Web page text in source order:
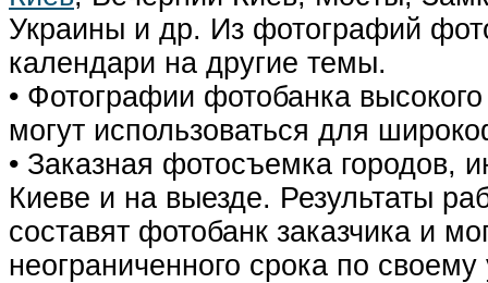
Украины и др. Из фотографий
календари на другие темы.
• Фотографии фотобанка
могут использоваться для
• Заказная фотосъемка городов,
Киеве и на выезде. Результаты
составят фотобанк заказчика и
неограниченного срока по